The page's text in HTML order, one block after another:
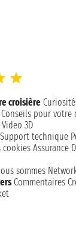
croisière
Conseils pour votre
Video 3D
Support technique
cookies Assurance
sommes
Commentaires